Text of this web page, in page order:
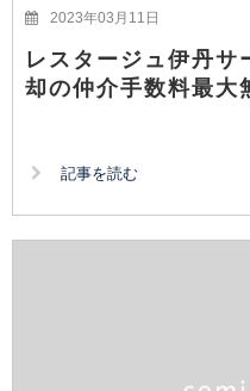
2023年03月11日
レスタージュ伊丹サ
却の仲介手数料最大
記事を読む